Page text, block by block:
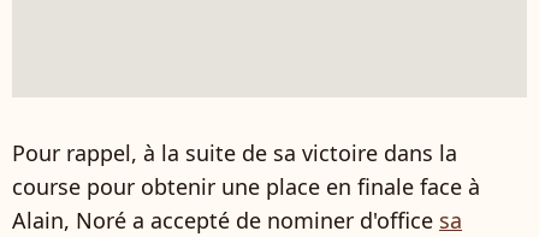
Pour rappel, à la suite de sa victoire dans la
course pour obtenir une place en finale face à
Alain, Noré a accepté de nominer d'office sa